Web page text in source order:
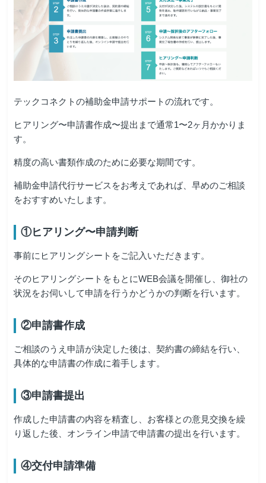
テックコネクトの補助金申請サポートの流れです。
ヒアリング〜申請書作成〜提出まで通常1〜2ヶ月かかりま
す。
精度の高い書類作成のために必要な期間です。
補助金申請代行サービスをお考えであれば、早めのご相談
をおすすめいたします。
①ヒアリング〜申請判断
事前にヒアリングシートをご記入いただきます。
そのヒアリングシートをもとにWEB会議を開催し、御社の
状況をお伺いして申請を行うかどうかの判断を行います。
②申請書作成
ご相談のうえ申請が決定した後は、契約書の締結を行い、
具体的な申請書の作成に着手します。
③申請書提出
作成した申請書の内容を精査し、お客様との意見交換を繰
り返した後、オンライン申請で申請書の提出を行います。
④交付申請準備